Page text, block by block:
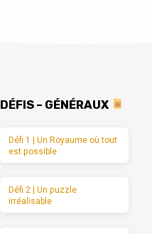
DÉFIS – GÉNÉRAUX
Défi 1 | Un Royaume où tout
est possible
Défi 2 | Un puzzle
irréalisable